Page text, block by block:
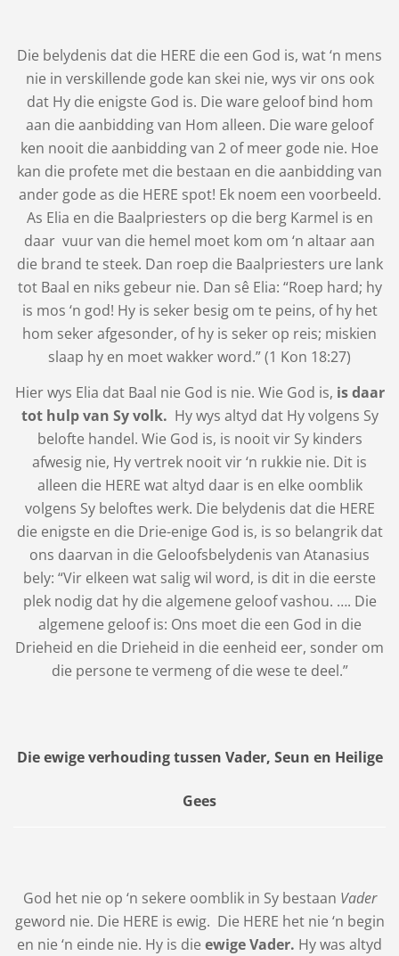
Die belydenis dat die HERE die een God is, wat ‘n mens
nie in verskillende gode kan skei nie, wys vir ons ook
dat Hy die enigste God is. Die ware geloof bind hom
aan die aanbidding van Hom alleen. Die ware geloof
ken nooit die aanbidding van 2 of meer gode nie. Hoe
kan die profete met die bestaan en die aanbidding van
ander gode as die HERE spot! Ek noem een voorbeeld.
As Elia en die Baalpriesters op die berg Karmel is en
daar vuur van die hemel moet kom om ‘n altaar aan
die brand te steek. Dan roep die Baalpriesters ure lank
tot Baal en niks gebeur nie. Dan sê Elia: “Roep hard; hy
is mos ‘n god! Hy is seker besig om te peins, of hy het
hom seker afgesonder, of hy is seker op reis; miskien
slaap hy en moet wakker word.” (1 Kon 18:27)
Hier wys Elia dat Baal nie God is nie. Wie God is, is daar
tot hulp van Sy volk. Hy wys altyd dat Hy volgens Sy
belofte handel. Wie God is, is nooit vir Sy kinders
afwesig nie, Hy vertrek nooit vir ‘n rukkie nie. Dit is
alleen die HERE wat altyd daar is en elke oomblik
volgens Sy beloftes werk. Die belydenis dat die HERE
die enigste en die Drie-enige God is, is so belangrik dat
ons daarvan in die Geloofsbelydenis van Atanasius
bely: “Vir elkeen wat salig wil word, is dit in die eerste
plek nodig dat hy die algemene geloof vashou. …. Die
algemene geloof is: Ons moet die een God in die
Drieheid en die Drieheid in die eenheid eer, sonder om
die persone te vermeng of die wese te deel.”
Die ewige verhouding tussen Vader, Seun en Heilige
Gees
God het nie op ‘n sekere oomblik in Sy bestaan Vader
geword nie. Die HERE is ewig. Die HERE het nie ‘n begin
en nie ‘n einde nie. Hy is die ewige Vader. Hy was altyd